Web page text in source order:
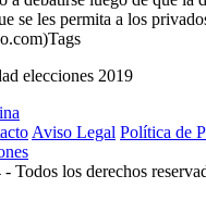
se les permita a los
elecciones 2019
Aviso Legal Política de
los derechos